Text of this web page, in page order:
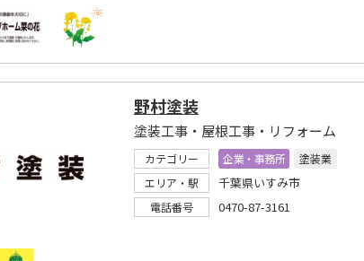
野村塗装
塗装工事・屋根工事・リフォーム
カテゴリー 企業・事務所
塗装業
エリア・駅
千葉県いすみ市
電話番号 0470-87-3161